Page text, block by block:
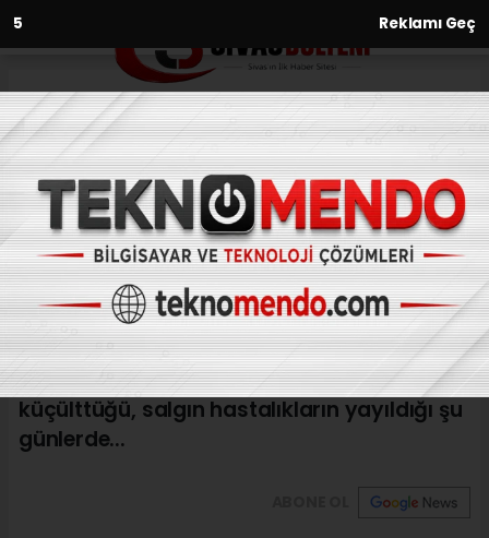
3 Reklamı Geç
Anasayfa
Başkan Bilgin; “Bütün
kötülüklerden kurtuluş
diliyorum”
09.03.2021 - 14:18, Güncelleme: 09.03.2021 - 14:18
Başkan Hilmi Bilgin, "Her geçen gün kirlenen,
güçlünün güçsüzü ezdiği, zenginin fakiri
küçülttüğü, salgın hastalıkların yayıldığı şu
günlerde...